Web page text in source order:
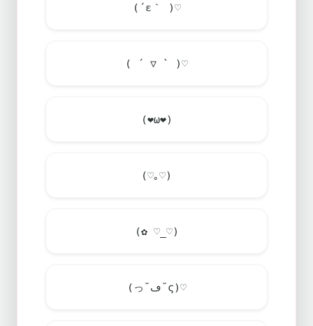
(´ε｀ )♡
( ´ ▽ ` )♡
(❤ω❤)
(♡｡♡)
(✿ ♡_♡)
(っ˘ڡ˘ς)♡